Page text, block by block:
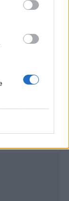
Artículo siguiente
Balneari Prats ha
instalaciones